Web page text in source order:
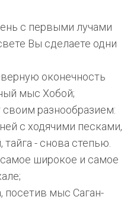
с первыми лучами
Вы сделаете одни
оконечность
мыс Хобой;
разнообразием:
с ходячими песками,
тайга - снова степью.
широкое и самое
мыс Саган-